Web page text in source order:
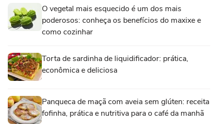
O vegetal mais esquecido é um dos mais
poderosos: conheça os benefícios do maxixe e
como cozinhar
Torta de sardinha de liquidificador: prática,
econômica e deliciosa
Panqueca de maçã com aveia sem glúten: receita
fofinha, prática e nutritiva para o café da manhã